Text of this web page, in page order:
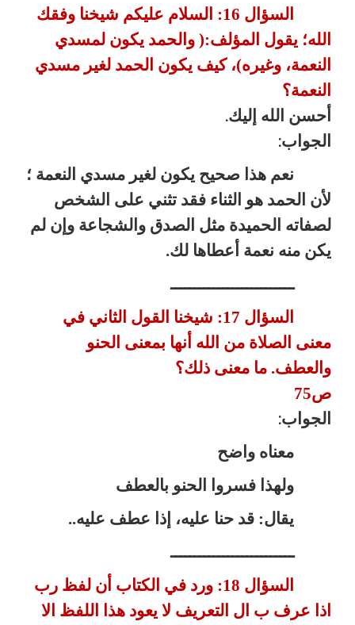
السؤال 16: السلام عليكم شيخنا وفقك
الله؛ يقول المؤلف:( والحمد يكون لمسدي
النعمة، وغيره)، كيف يكون الحمد لغير مسدي
النعمة؟
أحسن الله إليك.
الجواب:
نعم هذا صحيح يكون لغير مسدي النعمة ؛
لأن الحمد هو الثناء فقد تثني على الشخص
لصفاته الحميدة مثل الصدق والشجاعة وإن لم
يكن منه نعمة أعطاها لك.
ــــــــــــــــــــــــــ
السؤال 17: شيخنا القول الثاني في
معنى الصلاة من الله أنها بمعنى الحنو
والعطف. ما معنى ذلك؟
ص75
الجواب:
معناه واضح
ولهذا فسروا الحنو بالعطف
يقال: قد حنا عليه، إذا عطف عليه..
ــــــــــــــــــــــــــ
السؤال 18: ورد في الكتاب أن لفظ رب
اذا عرف ب ال التعريف لا يعود هذا اللفظ الا